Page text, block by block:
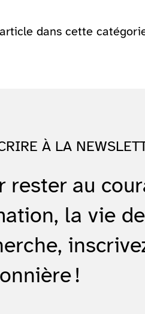
dans cette
À LA
rester au
la vie
!